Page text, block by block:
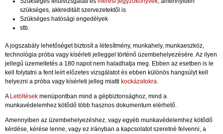
szükséges, akkreditált szervezetektől is
Szükséges hatósági engedélyek
stb.
A jogszabály lehetőséget biztosít a létesítmény, munkahely, munkaeszköz,
technológia próba vagy kísérleti jelleggel történő üzembehelyezésére. Az ilyen
jellegű üzemeltetés a 180 napot nem haladhatja meg. Ebben az esetben is le
kell folytatni a fent leírt előzetes vizsgálatot és ebben különös hangsúlyt kell
helyezni a próba vagy kísérleti jelleg miatti kockázatokra.
A Letöltések menüpontban mind a gépbiztonsághoz, mind a
munkavédelemhez kötődő több hasznos dokumentum elérhető.
Amennyiben az üzembehelyezéshez, vagy egyéb munkavédelemhez kötődő
kérdése, kérése lenne, vagy ez irányban a kapcsolatot szeretné felvenni, a